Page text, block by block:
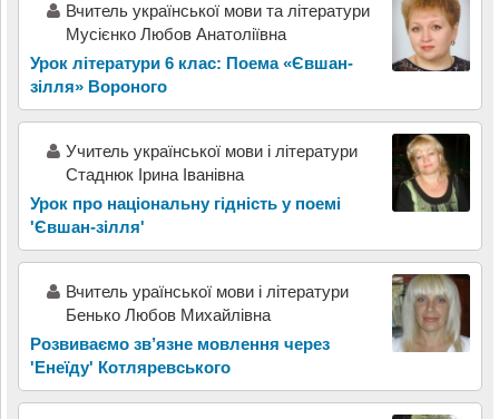
Вчитель української мови та літератури
Мусієнко Любов Анатоліївна
Урок літератури 6 клас: Поема «Євшан-
зілля» Вороного
Учитель української мови і літератури
Стаднюк Ірина Іванівна
Урок про національну гідність у поемі
'Євшан-зілля'
Вчитель ураїнської мови і літератури
Бенько Любов Михайлівна
Розвиваємо зв’язне мовлення через
'Енеїду' Котляревського